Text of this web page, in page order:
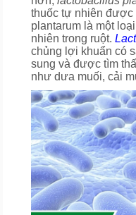
thuốc tự nhiên
plantarum là một
nhiên trong ruột.
chủng lợi khuẩn có
sung và được tìm
như dưa muối, cải